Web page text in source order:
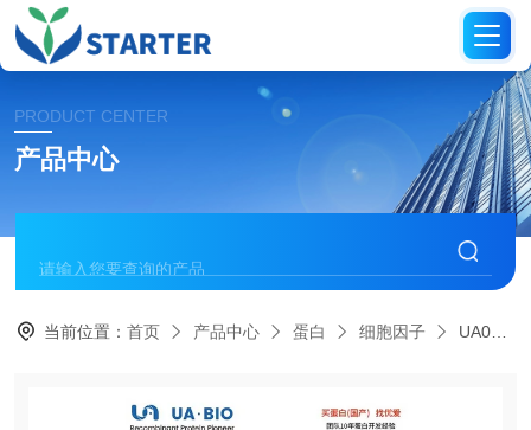
PRODUCT CENTER
产品中心
当前位置：首页 产品中心 蛋白 细胞因子 UA090035人免疫调节细胞因子组合